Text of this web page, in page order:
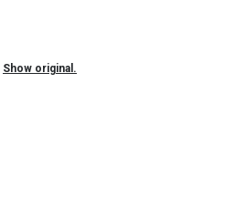
Show original.